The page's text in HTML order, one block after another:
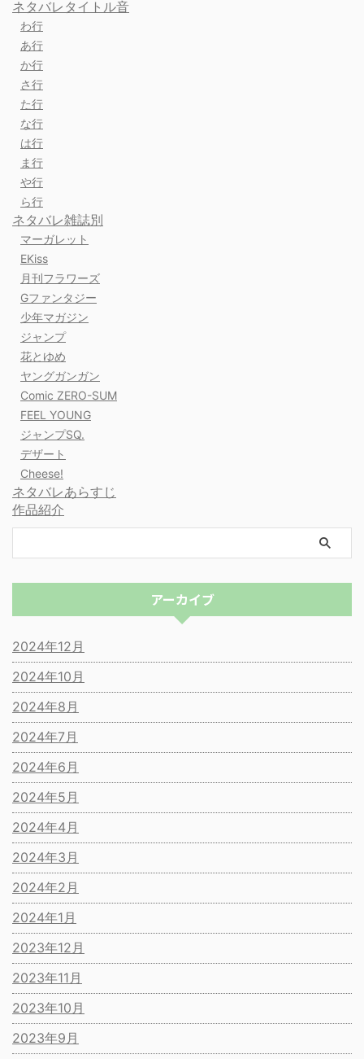
ネタバレタイトル音
わ行
あ行
か行
さ行
た行
な行
は行
ま行
や行
ら行
ネタバレ雑誌別
マーガレット
EKiss
月刊フラワーズ
Gファンタジー
少年マガジン
ジャンプ
花とゆめ
ヤングガンガン
Comic ZERO-SUM
FEEL YOUNG
ジャンプSQ.
デザート
Cheese!
ネタバレあらすじ
作品紹介
アーカイブ
2024年12月
2024年10月
2024年8月
2024年7月
2024年6月
2024年5月
2024年4月
2024年3月
2024年2月
2024年1月
2023年12月
2023年11月
2023年10月
2023年9月